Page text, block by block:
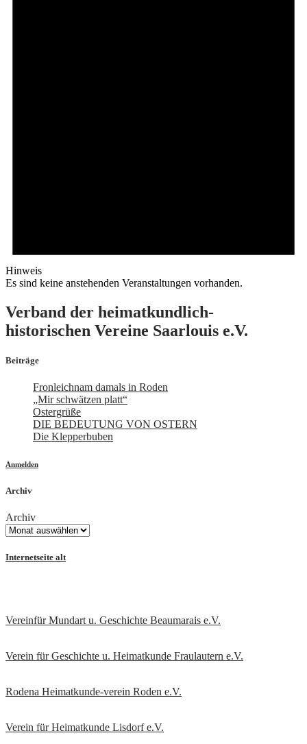
Hinweis
Es sind keine anstehenden Veranstaltungen vorhanden.
Verband der heimatkundlich-
historischen Vereine Saarlouis e.V.
Beiträge
Fronleichnam damals in Roden
„Mir schwätzen platt“
Ostergrüße
DIE BEDEUTUNG VON OSTERN
Die Klepperbuben
Anmelden
Archiv
Archiv
Internetseite alt
Vereinfür Mundart u. Geschichte Beaumarais e.V.
Verein für Geschichte u. Heimatkunde Fraulautern e.V.
Rodena Heimatkunde-verein Roden e.V.
Verein für Heimatkunde Lisdorf e.V.